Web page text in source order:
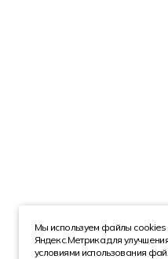
Мы используем файлы cookies
Яндекс.Метрика для
условиями использования